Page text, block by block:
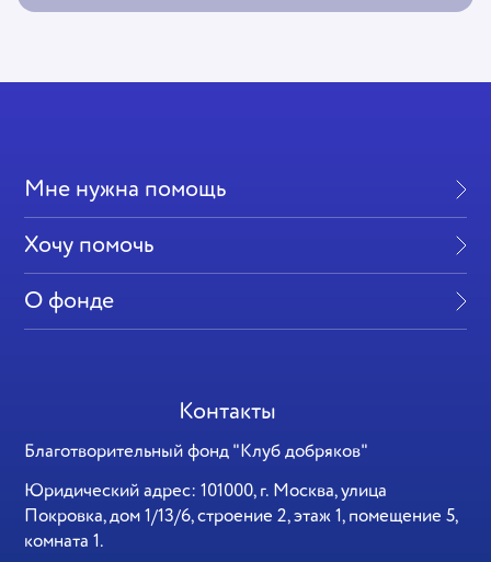
Мне нужна помощь
Хочу помочь
О фонде
Контакты
Благотворительный фонд "Клуб добряков"
Юридический адрес: 101000, г. Москва, улица
Покровка, дом 1/13/6, строение 2, этаж 1, помещение 5,
комната 1.